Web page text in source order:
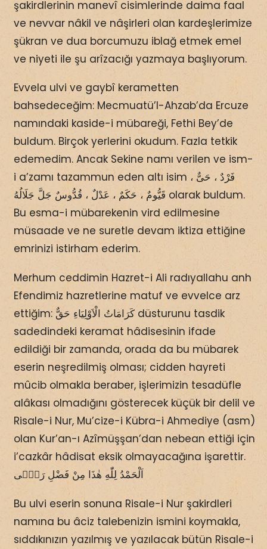
şakirdlerinin manevî cisimlerinde daima faal
ve nevvar nâkil ve nâşirleri olan kardeşlerimize
şükran ve dua borcumuzu iblağ etmek emel
ve niyeti ile şu arîzacığı yazmaya başlıyorum.
Evvela ulvi ve gaybî kerametten
bahsedeceğim: Mecmuatü’l-Ahzab’da Ercuze
namındaki kaside-i mübareği, Fethi Bey’de
buldum. Birçok yerlerini okudum. Fazla tetkik
edemedim. Ancak Sekine namı verilen ve ism-
i a’zamı tazammun eden altı isim فَرْدٌ ، حَىٌّ ،
قَيُّومٌ ، حَكَمٌ ، عَدْلٌ ، قُدُّوسٌ جَلَّ جَلَالُهُ olarak buldum.
Bu esma-i mübarekenin vird edilmesine
müsaade ve ne suretle devam iktiza ettiğine
emrinizi istirham ederim.
Merhum ceddimin Hazret-i Ali radıyallahu anh
Efendimiz hazretlerine matuf ve evvelce arz
ettiğim: كَرَامَاتُ الْاَوْلِيَاءِ حَقٌّ düsturunu tasdik
sadedindeki keramat hâdisesinin ifade
edildiği bir zamanda, orada da bu mübarek
eserin neşredilmiş olması; cidden hayreti
mûcib olmakla beraber, işlerimizin tesadüfle
alâkası olmadığını gösterecek küçük bir delil ve
Risale-i Nur, Mu’cize-i Kübra-i Ahmediye (asm)
olan Kur’an-ı Azîmüşşan’dan nebean ettiği için
i’cazkâr hâdisat eksik olmayacağına işarettir.
اَلْحَمْدُ لِلّٰهِ هٰذَا مِنْ فَضْلِ رَبّٖى
Bu ulvi eserin sonuna Risale-i Nur şakirdleri
namına bu âciz talebenizin ismini koymakla,
sıddıkınızın yazılmış ve yazılacak bütün Risale-i